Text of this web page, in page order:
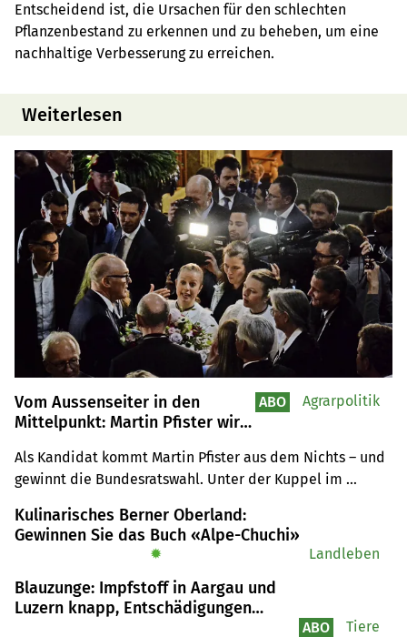
Entscheidend ist, die Ursachen für den schlechten
Pflanzenbestand zu erkennen und zu beheben, um eine
nachhaltige Verbesserung zu erreichen.
Weiterlesen
Vom Aussenseiter in den
Mittelpunkt: Martin Pfister wird
Als Kandidat kommt Martin Pfister aus dem Nichts – und
gewinnt die Bundesratswahl. Unter der Kuppel im
kommen konnte. Die BauernZeitung war live dabei und
hat mitgehört und mitgeschrieben.
ABO Agrarpolitik
Kulinarisches Berner Oberland:
Gewinnen Sie das Buch «Alpe-Chuchi»
✹ Landleben
Blauzunge: Impfstoff in Aargau und
Luzern knapp, Entschädigungen
ABO Tiere